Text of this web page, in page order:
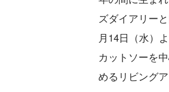
ズダイアリー
月14日（水）
カットソーを
めるリビング